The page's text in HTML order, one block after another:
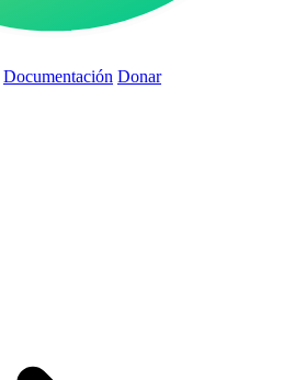
Documentación Donar